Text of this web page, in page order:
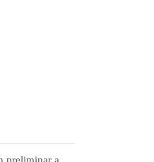
preliminar a